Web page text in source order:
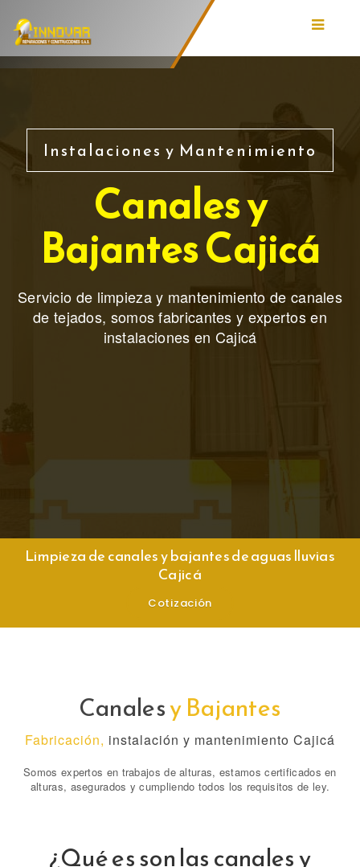
Instalaciones y Mantenimiento
Canales y
Bajantes Cajicá
Servicio de limpieza y mantenimiento de canales
de tejados, somos fabricantes y expertos en
instalaciones en Cajicá
Limpieza de canales y bajantes de aguas lluvias
Cajicá
Cotización
Canalesy Bajantes
Fabricación, instalación y mantenimiento Cajicá
Somos expertos en trabajos de alturas, estamos certificados en
alturas, asegurados y cumpliendo todos los requisitos de ley.
¿Qué es son las canales y
Inicio
Servicios
Quienes Somos
Blog
Contáctenos
Solicitar Cotización